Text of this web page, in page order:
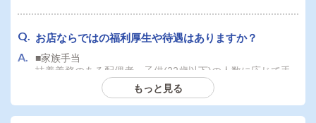
題ありません。お車をお持ちの方は持ち込みの対応もして
おります。面接時に持ち込み希望とお伝えください。
送迎ドライバーで自家用車を使用した場合、ガソリン
代支給などの持ち込み手当はありますか？
お店ならではの福利厚生や待遇はありますか？
■家族手当
扶養義務のある配偶者、子供(22歳以下)の人数に応じて手
当てを毎月支給いたします。
配偶者：10,000円
もっと見る